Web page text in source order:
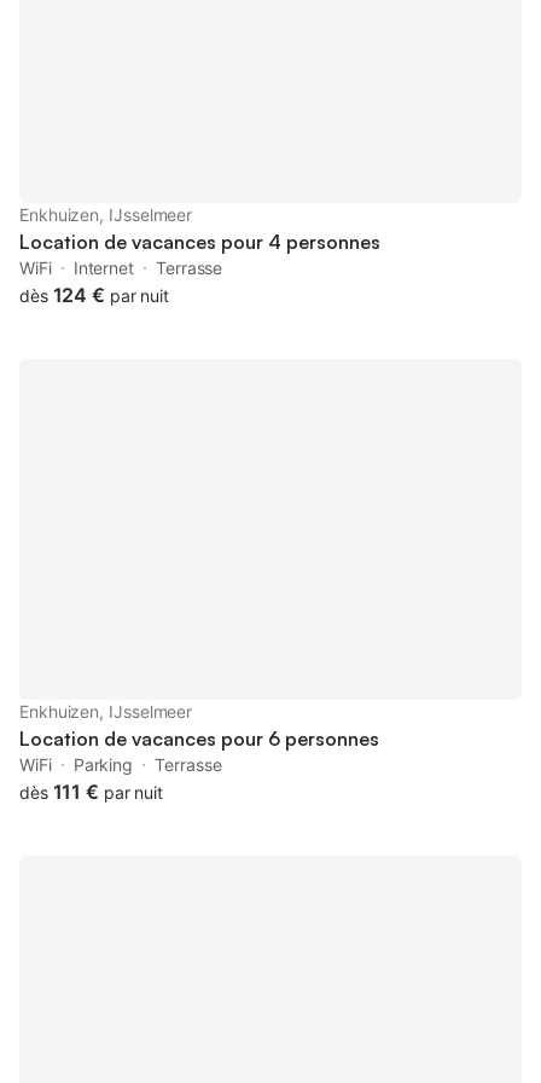
Enkhuizen, IJsselmeer
Location de vacances pour 4 personnes
WiFi Internet
Terrasse
dès 124 € par nuit
Enkhuizen, IJsselmeer
Location de vacances pour 6 personnes
WiFi Parking
Terrasse
dès 111 € par nuit